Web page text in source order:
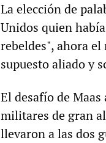
La elección de
Unidos quien
rebeldes", ahora
supuesto aliado y
El desafío de
militares de gran
llevaron a las dos